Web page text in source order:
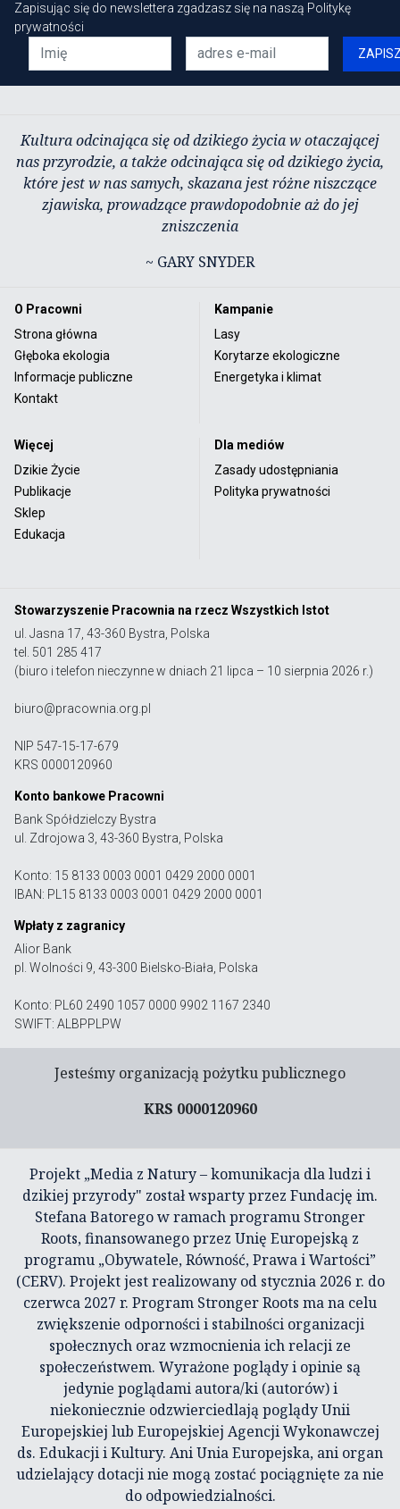
Zapisując się do newslettera zgadzasz się na naszą Politykę
prywatności
Kultura odcinająca się od dzikiego życia w otaczającej
nas przyrodzie, a także odcinająca się od dzikiego życia,
które jest w nas samych, skazana jest różne niszczące
zjawiska, prowadzące prawdopodobnie aż do jej
zniszczenia
~ GARY SNYDER
O Pracowni
Strona główna
Głęboka ekologia
Informacje publiczne
Kontakt
Kampanie
Lasy
Korytarze ekologiczne
Energetyka i klimat
Więcej
Dzikie Życie
Publikacje
Sklep
Edukacja
Dla mediów
Zasady udostępniania
Polityka prywatności
Stowarzyszenie Pracownia na rzecz Wszystkich Istot
ul. Jasna 17, 43-360 Bystra, Polska
tel. 501 285 417
(biuro i telefon nieczynne w dniach 21 lipca – 10 sierpnia 2026 r.)
biuro@pracownia.org.pl
NIP 547-15-17-679
KRS 0000120960
Konto bankowe Pracowni
Bank Spółdzielczy Bystra
ul. Zdrojowa 3, 43-360 Bystra, Polska
Konto: 15 8133 0003 0001 0429 2000 0001
IBAN: PL15 8133 0003 0001 0429 2000 0001
Wpłaty z zagranicy
Alior Bank
pl. Wolności 9, 43-300 Bielsko-Biała, Polska
Konto: PL60 2490 1057 0000 9902 1167 2340
SWIFT: ALBPPLPW
Jesteśmy organizacją pożytku publicznego
KRS 0000120960
Projekt „Media z Natury – komunikacja dla ludzi i
dzikiej przyrody" został wsparty przez Fundację im.
Stefana Batorego w ramach programu Stronger
Roots, finansowanego przez Unię Europejską z
programu „Obywatele, Równość, Prawa i Wartości”
(CERV). Projekt jest realizowany od stycznia 2026 r. do
czerwca 2027 r. Program Stronger Roots ma na celu
zwiększenie odporności i stabilności organizacji
społecznych oraz wzmocnienia ich relacji ze
społeczeństwem. Wyrażone poglądy i opinie są
jedynie poglądami autora/ki (autorów) i
niekoniecznie odzwierciedlają poglądy Unii
Europejskiej lub Europejskiej Agencji Wykonawczej
ds. Edukacji i Kultury. Ani Unia Europejska, ani organ
udzielający dotacji nie mogą zostać pociągnięte za nie
do odpowiedzialności.